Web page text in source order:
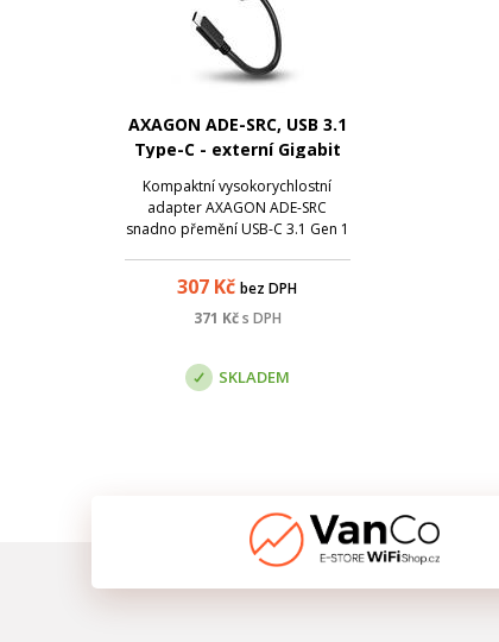
AXAGON ADE-SRC, USB 3.1
Type-C - externí Gigabit
Ethernet adaptér
Kompaktní vysokorychlostní
adapter AXAGON ADE-SRC
snadno přemění USB-C 3.1 Gen 1
karta nabízí kromě gigabitové
propustnosti širokou škálu funkcí
307 Kč bez DPH
371 Kčs DPH
SKLADEM